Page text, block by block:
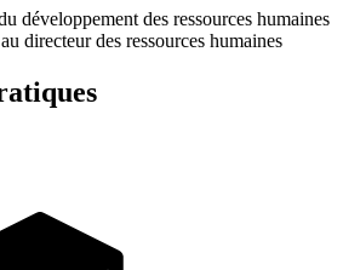
développement des ressources humaines
directeur des ressources humaines